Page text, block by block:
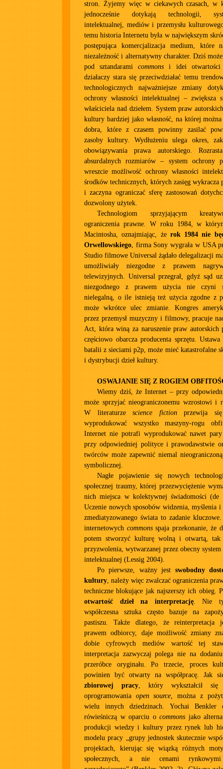
stron. Żyjemy więc w ciekawych czasach, w
jednocześnie dotykają technologii,
intelektualnej, mediów i przemysłu
temu historia Internetu była w największym
postępująca komercjalizacja medium, które
niezależność i alternatywny charakter. Dziś
pod sztandaramicommons i idei otwartości
działaczy stara się przeciwdziałać temu
technologicznych najważniejsze zmiany
ochrony własności intelektualnej – zwiększa
właściciela nad dziełem. System praw
kultury bardziej jako własność, na której
dobra, które z czasem powinny zasilać
zasoby kultury. Wydłużeniu ulega okres,
obowiązywania prawa autorskiego.
absurdalnych rozmiarów – system ochrony
wreszcie możliwość ochrony własności
środków technicznych, których zasięg wykracza
i zaczyna ograniczać sferę zastosowań
dozwolony użytek.
Technologiom sprzyjającym
ograniczenia prawne. W roku 1984, w
Macintosha, oznajmiając, że rok 1984 nie
Orwellowskiego, firma Sony wygrała w USA
Studio filmowe Universal żądało delegalizacji
umożliwiały niezgodne z prawem
telewizyjnych. Universal przegrał, gdyż sąd
niezgodnego z prawem użycia nie czyni
nielegalną, o ile istnieją też użycia zgodne z
może wkrótce ulec zmianie. Kongres
przez przemysł muzyczny i filmowy, pracuje
Act, która winą za naruszenie praw autorskich
częściowo obarcza producenta sprzętu. Ustawa
batalii z sieciami p2p, może mieć katastrofalne
i dystrybucji dzieł kultury.
OSWAJANIE SIĘ Z ROGIEM
Wiemy dziś, że Internet – przy
może sprzyjać nieograniczonemu wzrostowi i
W literaturzescience fictionprzewija się
wyprodukować wszystko maszyny-rogu
Internet nie potrafi wyprodukować nawet
przy odpowiedniej polityce i prawodawstwie
twórców może zapewnić niemal
symbolicznej.
Nagłe pojawienie się nowych
społecznej traumy, której przezwyciężenie
nich miejsca w kolektywnej świadomości (de
Uczenie nowych sposobów widzenia, myślenia i
zmediatyzowanego świata to zadanie
internetowych commonsspaja przekonanie, że
potem stworzyć kulturę wolną i otwartą,
przyzwolenia, wytwarzanej przez obecny system
intelektualnej (Lessig 2004).
Po pierwsze, ważny jest swobodny
kultury, należy więc zwalczać ograniczenia
techniczne blokujące jak najszerszy ich obieg.
otwartość dzieł na interpretację. Nie
współczesna sztuka często bazuje na
pastiszu. Także dlatego, że reinterpretacja
prawem odbiorcy, daje możliwość zmiany
dobie cyfrowych mediów wartość tej
interpretacja zazwyczaj polega nie na
przeróbce oryginału. Po trzecie, proces
powinien być otwarty na współpracę. Jak
zbiorowej pracy, który wykształcił się
oprogramowania open source, można z
wielu innych dziedzinach. Yochai Benkler
rówieśniczą w oparciu o commons jako
produkcji wiedzy i kultury przez rynek lub
modelu pracy „grupy jednostek skutecznie
projektach, kierując się wiązką różnych
społecznych, a nie cenami